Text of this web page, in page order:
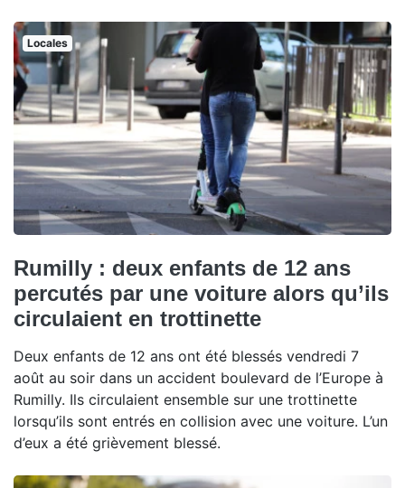
Locales
Rumilly : deux enfants de 12 ans
percutés par une voiture alors qu’ils
circulaient en trottinette
Deux enfants de 12 ans ont été blessés vendredi 7
août au soir dans un accident boulevard de l’Europe à
Rumilly. Ils circulaient ensemble sur une trottinette
lorsqu’ils sont entrés en collision avec une voiture. L’un
d’eux a été grièvement blessé.